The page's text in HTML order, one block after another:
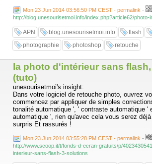
Mon 23 Jun 2014 03:56:50 PM CEST - permalink -
http://blog.unesourisetmoi.info/index.php?article62/photo-
APN blog.unesourisetmoi.info flash
photographie
photoshop retouche
la photo d'intérieur sans
(tuto)
unesourisetmoi's insight:
Dans votre logiciel de retouche photo, ouvrez
commencez par appliquer de simples
tonalité automatique ', ' contraste automatique '
automatique ', rien qu'avec cela vous serez
surpris Et rassurés !
Mon 23 Jun 2014 03:55:28 PM CEST - permalink -
http://www.scoop.it/t/fonds-d-ecran-gratuits/p/
interieur-sans-flash-3-solutions